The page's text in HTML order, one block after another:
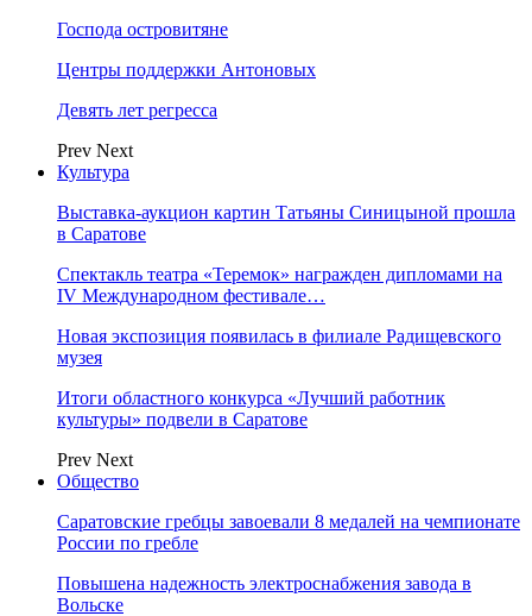
Господа островитяне
Центры поддержки Антоновых
Девять лет регресса
Prev Next
Культура
Выставка-аукцион картин Татьяны Синицыной прошла
в Саратове
Спектакль театра «Теремок» награжден дипломами на
IV Международном фестивале…
Новая экспозиция появилась в филиале Радищевского
музея
Итоги областного конкурса «Лучший работник
культуры» подвели в Саратове
Prev Next
Общество
Саратовские гребцы завоевали 8 медалей на чемпионате
России по гребле
Повышена надежность электроснабжения завода в
Вольске